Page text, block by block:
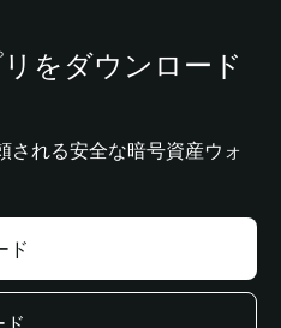
をダウンロード
れる安全な暗号資産ウォ
ド